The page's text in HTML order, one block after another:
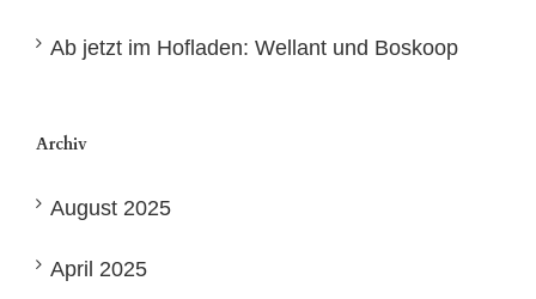
Ab jetzt im Hofladen: Wellant und Boskoop
Archiv
August 2025
April 2025